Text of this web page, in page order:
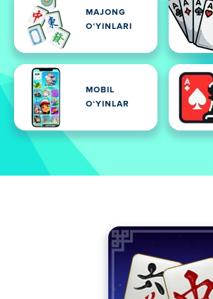
MAJONG
OʻYINLARI
MOBIL
OʻYINLAR